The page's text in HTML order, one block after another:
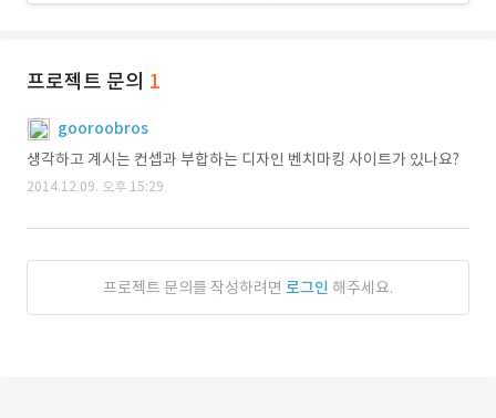
프로젝트 문의 1
gooroobros
생각하고 계시는 컨셉과 부합하는 디자인 벤치마킹 사이트가 있나요?
2014.12.09. 오후 15:29
프로젝트 문의를 작성하려면 로그인 해주세요.